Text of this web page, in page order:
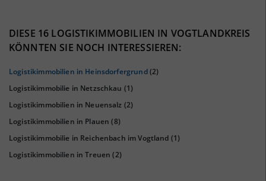
DIESE 16 LOGISTIKIMMOBILIEN IN VOGTLANDKREIS
KÖNNTEN SIE NOCH INTERESSIEREN:
Logistikimmobilien in Heinsdorfergrund(2)
Logistikimmobilie in Netzschkau (1)
Logistikimmobilien in Neuensalz (2)
Logistikimmobilien in Plauen (8)
Logistikimmobilie in Reichenbach im Vogtland (1)
Logistikimmobilien in Treuen (2)